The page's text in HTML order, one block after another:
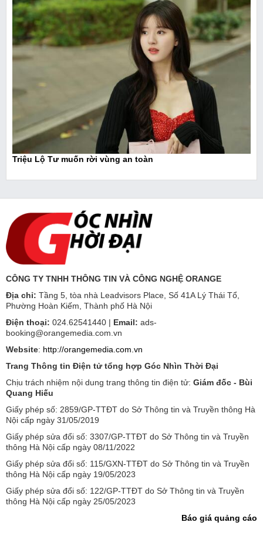
Triệu Lộ Tư muốn rời vùng an toàn
CÔNG TY TNHH THÔNG TIN VÀ CÔNG NGHỆ ORANGE
Địa chỉ: Tầng 5, tòa nhà Leadvisors Place, Số 41A Lý Thái Tổ,
Phường Hoàn Kiếm, Thành phố Hà Nội
Điện thoại: 024.62541440 | Email: ads-
booking@orangemedia.com.vn
Website: http://orangemedia.com.vn
Trang Thông tin Điện tử tổng hợp Góc Nhìn Thời Đại
Chịu trách nhiệm nội dung trang thông tin điện tử: Giám đốc - Bùi
Quang Hiếu
Giấy phép số: 2859/GP-TTĐT do Sở Thông tin và Truyền thông Hà
Nội cấp ngày 31/05/2019
Giấy phép sửa đổi số: 3307/GP-TTĐT do Sở Thông tin và Truyền
thông Hà Nội cấp ngày 08/11/2022
Giấy phép sửa đổi số: 115/GXN-TTĐT do Sở Thông tin và Truyền
thông Hà Nội cấp ngày 19/05/2023
Giấy phép sửa đổi số: 122/GP-TTĐT do Sở Thông tin và Truyền
thông Hà Nội cấp ngày 25/05/2023
Báo giá quảng cáo